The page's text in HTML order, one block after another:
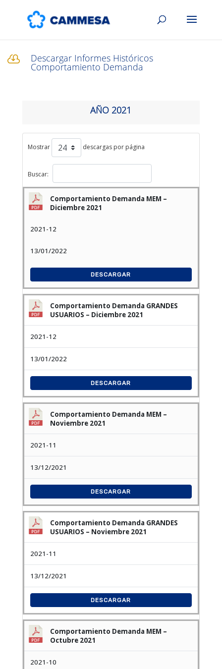
 Descargar Informes Históricos
Comportamiento Demanda
AÑO 2021
Mostrar descargas por página
Buscar:
Comportamiento Demanda MEM –
Diciembre 2021
2021-12
13/01/2022
DESCARGAR
Comportamiento Demanda GRANDES
USUARIOS – Diciembre 2021
2021-12
13/01/2022
DESCARGAR
Comportamiento Demanda MEM –
Noviembre 2021
2021-11
13/12/2021
DESCARGAR
Comportamiento Demanda GRANDES
USUARIOS – Noviembre 2021
2021-11
13/12/2021
DESCARGAR
Comportamiento Demanda MEM –
Octubre 2021
2021-10